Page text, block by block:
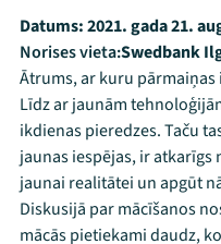
Datums:2021. gada 21.
Norises vieta:Swedbank
Ātrums, ar kuru pārmaiņas
Līdz ar jaunām
ikdienas pieredzes. Taču
jaunas iespējas, ir atkarīgs
jaunai realitātei un apgūt
Diskusijā par mācīšanos
mācās pietiekami daudz,